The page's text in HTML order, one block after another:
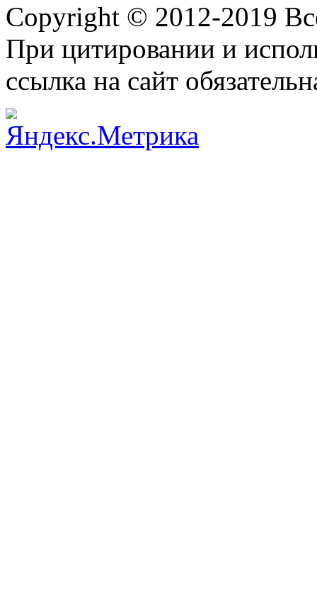
Copyright © 2012-2019
При цитировании и
ссылка на сайт